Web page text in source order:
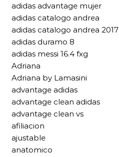
adidas advantage mujer
adidas catalogo andrea
adidas catalogo andrea 2017
adidas duramo 8
adidas messi 16.4 fxg
Adriana
Adriana by Lamasini
advantage adidas
advantage clean adidas
advantage clean vs
afiliacion
ajustable
anatomico